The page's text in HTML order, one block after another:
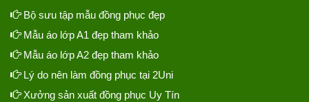
Bộ sưu tập mẫu đồng phục đẹp
Mẫu áo lớp A1 đẹp tham khảo
Mẫu áo lớp A2 đẹp tham khảo
Lý do nên làm đồng phục tại 2Uni
Xưởng sản xuất đồng phục Uy Tín